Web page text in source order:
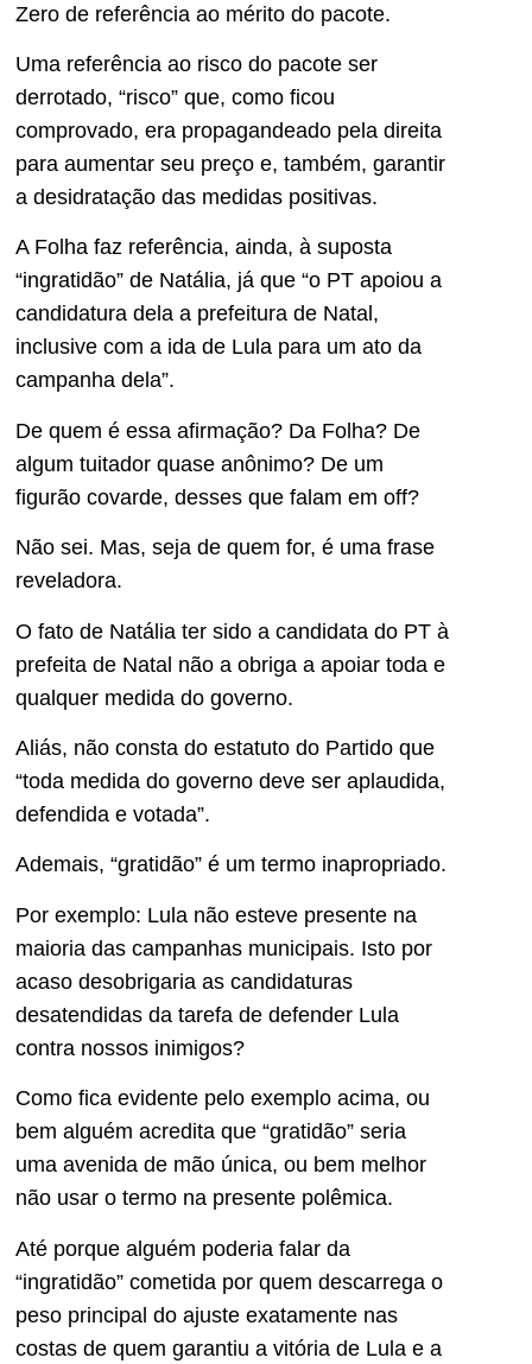
Zero de referência ao mérito do pacote.
Uma referência ao risco do pacote ser
derrotado, “risco” que, como ficou
comprovado, era propagandeado pela direita
para aumentar seu preço e, também, garantir
a desidratação das medidas positivas.
A Folha faz referência, ainda, à suposta
“ingratidão” de Natália, já que “o PT apoiou a
candidatura dela a prefeitura de Natal,
inclusive com a ida de Lula para um ato da
campanha dela”.
De quem é essa afirmação? Da Folha? De
algum tuitador quase anônimo? De um
figurão covarde, desses que falam em off?
Não sei. Mas, seja de quem for, é uma frase
reveladora.
O fato de Natália ter sido a candidata do PT à
prefeita de Natal não a obriga a apoiar toda e
qualquer medida do governo.
Aliás, não consta do estatuto do Partido que
“toda medida do governo deve ser aplaudida,
defendida e votada”.
Ademais, “gratidão” é um termo inapropriado.
Por exemplo: Lula não esteve presente na
maioria das campanhas municipais. Isto por
acaso desobrigaria as candidaturas
desatendidas da tarefa de defender Lula
contra nossos inimigos?
Como fica evidente pelo exemplo acima, ou
bem alguém acredita que “gratidão” seria
uma avenida de mão única, ou bem melhor
não usar o termo na presente polêmica.
Até porque alguém poderia falar da
“ingratidão” cometida por quem descarrega o
peso principal do ajuste exatamente nas
costas de quem garantiu a vitória de Lula e a